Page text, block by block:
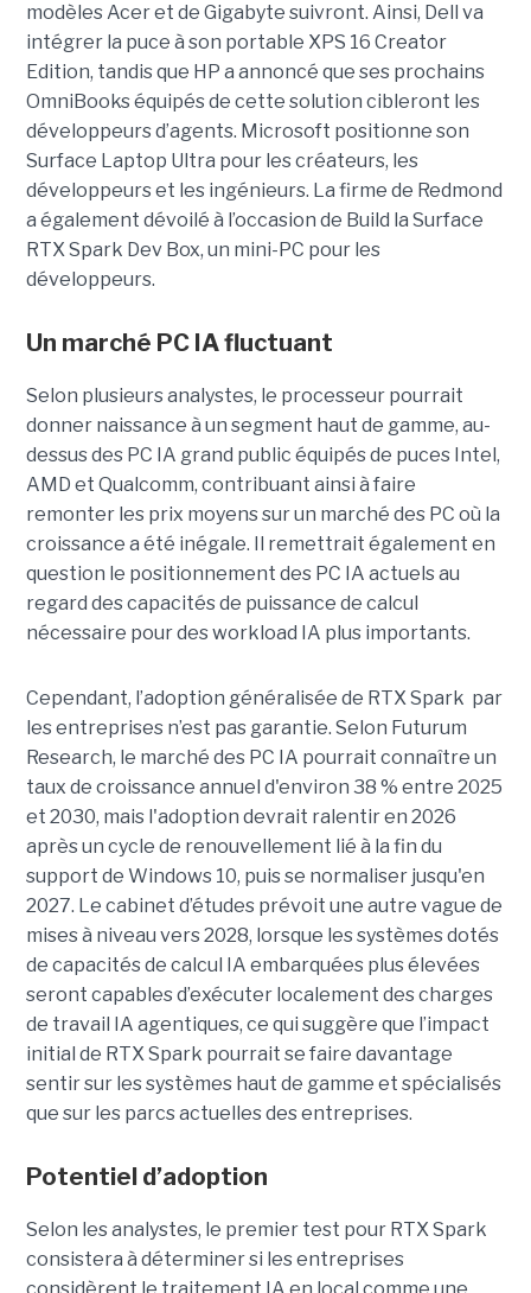
modèles Acer et de Gigabyte suivront. Ainsi, Dell va
intégrer la puce à son portable XPS 16 Creator
Edition, tandis que HP a annoncé que ses prochains
OmniBooks équipés de cette solution cibleront les
développeurs d’agents. Microsoft positionne son
Surface Laptop Ultra pour les créateurs, les
développeurs et les ingénieurs. La firme de Redmond
a également dévoilé à l’occasion de Build la Surface
RTX Spark Dev Box, un mini-PC pour les
développeurs.
Un marché PC IA fluctuant
Selon plusieurs analystes, le processeur pourrait
donner naissance à un segment haut de gamme, au-
dessus des PC IA grand public équipés de puces Intel,
AMD et Qualcomm, contribuant ainsi à faire
remonter les prix moyens sur un marché des PC où la
croissance a été inégale. Il remettrait également en
question le positionnement des PC IA actuels au
regard des capacités de puissance de calcul
nécessaire pour des workload IA plus importants.
Cependant, l’adoption généralisée de RTX Spark par
les entreprises n’est pas garantie. Selon Futurum
Research, le marché des PC IA pourrait connaître un
taux de croissance annuel d'environ 38 % entre 2025
et 2030, mais l'adoption devrait ralentir en 2026
après un cycle de renouvellement lié à la fin du
support de Windows 10, puis se normaliser jusqu'en
2027. Le cabinet d’études prévoit une autre vague de
mises à niveau vers 2028, lorsque les systèmes dotés
de capacités de calcul IA embarquées plus élevées
seront capables d’exécuter localement des charges
de travail IA agentiques, ce qui suggère que l’impact
initial de RTX Spark pourrait se faire davantage
sentir sur les systèmes haut de gamme et spécialisés
que sur les parcs actuelles des entreprises.
Potentiel d’adoption
Selon les analystes, le premier test pour RTX Spark
consistera à déterminer si les entreprises